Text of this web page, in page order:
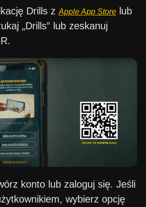
Drills z Apple App Storelub
„Drills” lub zeskanuj
konto lub zaloguj się. Jeśli
wybierz opcję
do koszyka i wybierz kolor litery w
koszyku.
ANULUJ